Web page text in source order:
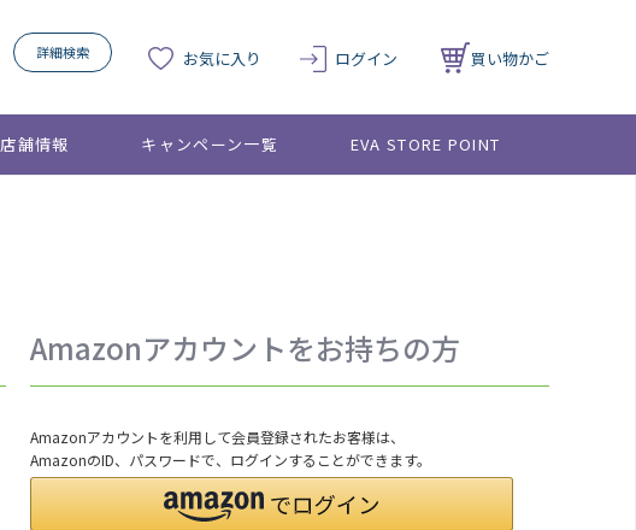
詳細検索 お気に入り ログイン 買い物かご
店舗情報 キャンペーン一覧 EVA STORE POINT
Amazonアカウントをお持ちの方
Amazonアカウントを利用して会員登録されたお客様は、
AmazonのID、パスワードで、ログインすることができます。